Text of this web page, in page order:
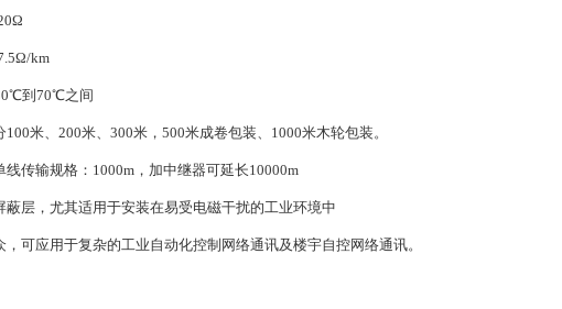
Ω
Ω/km
℃到 70℃之间
100米、 200米、 300米， 500米成卷包装、 1000米木轮包装。
线传输规格： 1000m ，加中继器可延长10000m
蔽层，尤其适用于安装在易受电磁干扰的工业环境中
，可应用于复杂的工业自动化控制网络通讯及楼宇自控网络通讯。